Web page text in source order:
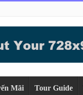
Mãi Tour Guide